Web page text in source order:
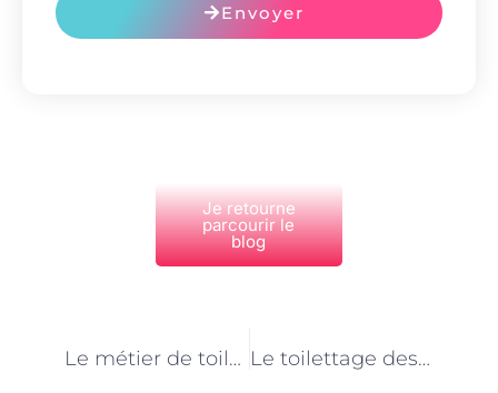
Envoyer
Je retourne
parcourir le
blog
Le métier de toiletteur pour animaux de ferme : une passion au service de la santé animale Le toilettage des animaux de ferme : un métier en constante évolution